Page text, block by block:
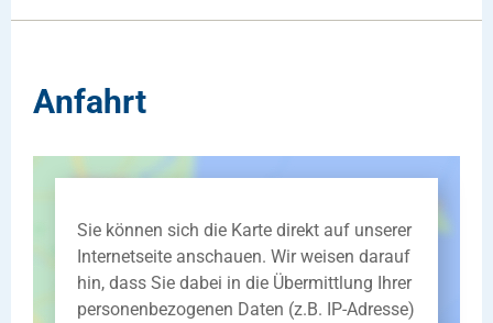
Anfahrt
Sie können sich die Karte direkt auf unserer
Internetseite anschauen. Wir weisen darauf
hin, dass Sie dabei in die Übermittlung Ihrer
personenbezogenen Daten (z.B. IP-Adresse)